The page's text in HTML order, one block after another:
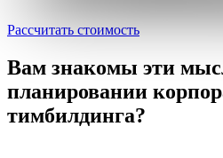
Рассчитать стоимость
Вам знакомы эти
планировании
тимбилдинга?